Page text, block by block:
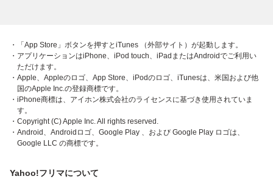
・「App Store」ボタンを押すとiTunes （外部サイト）が起動します。
・アプリケーションはiPhone、iPod touch、iPadまたはAndroidでご利用い
ただけます。
・Apple、Appleのロゴ、App Store、iPodのロゴ、iTunesは、米国および他
国のApple Inc.の登録商標です。
・iPhone商標は、アイホン株式会社のライセンスに基づき使用されていま
す。
・Copyright (C) Apple Inc. All rights reserved.
・Android、Androidロゴ、Google Play 、および Google Play ロゴは、
Google LLC の商標です。
Yahoo!フリマについて